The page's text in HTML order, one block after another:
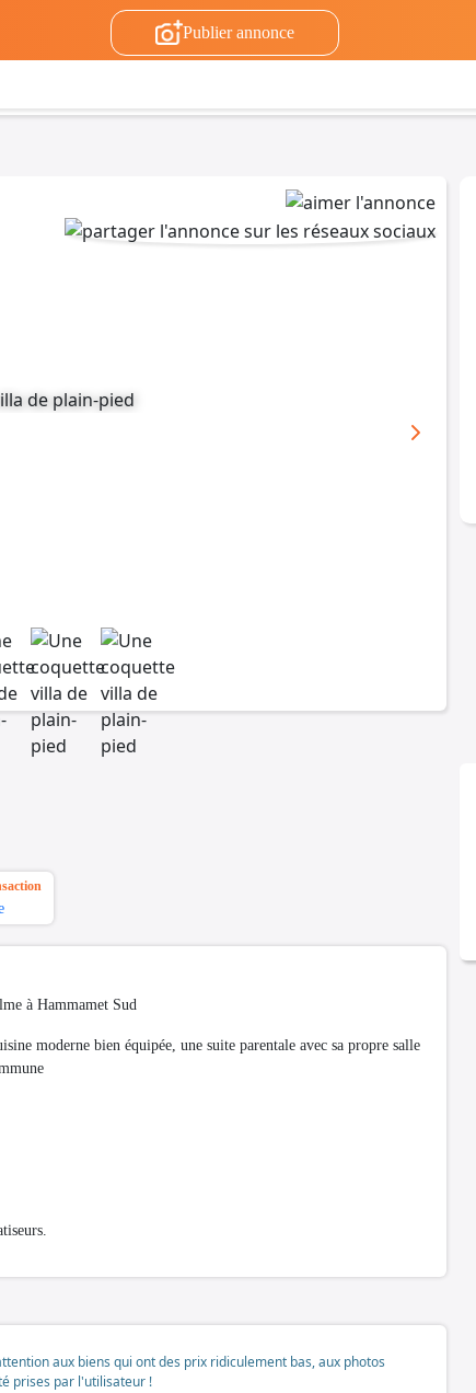
Publier annonce
à Hammamet Sud
moderne bien équipée, une suite parentale avec sa propre salle
aux biens qui ont des prix ridiculement bas, aux photos
prises par l'utilisateur !